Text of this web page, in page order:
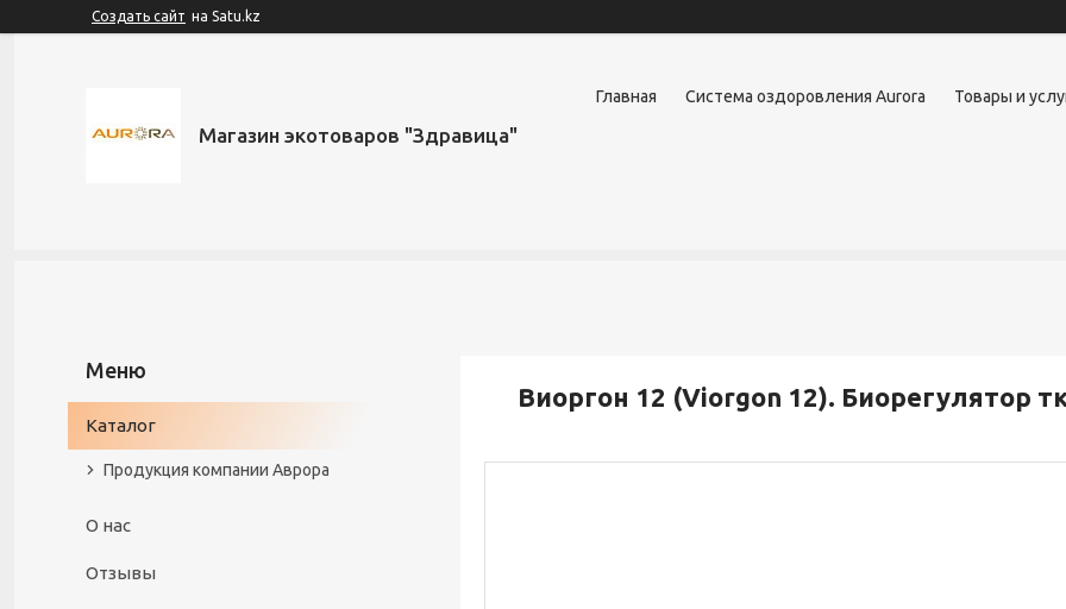
Создать сайт на Satu.kz
Магазин экотоваров "Здравица"
Главная Система оздоровления Aurora Товары и
Виоргон 12 (Viorgon 12). Биорегулятор
Каталог
Продукция компании Аврора
О нас
Отзывы